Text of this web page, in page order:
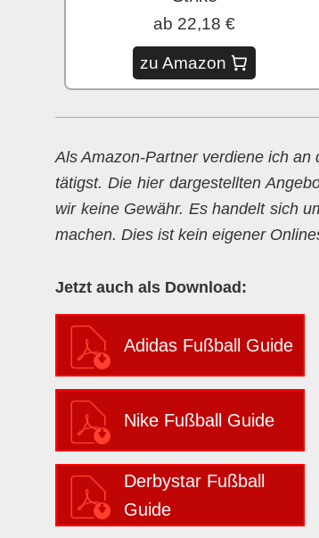
ab 22,18 €
zu Amazon
Als Amazon-Partner verdiene ich
tätigst. Die hier dargestellten
wir keine Gewähr. Es handelt sich
machen. Dies ist kein eigener
Jetzt auch als Download:
Adidas Fußball Guide
Nike Fußball Guide
Derbystar Fußball
Guide